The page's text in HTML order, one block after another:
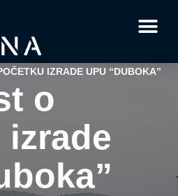
IZRADE UPU “DUBOKA”
o